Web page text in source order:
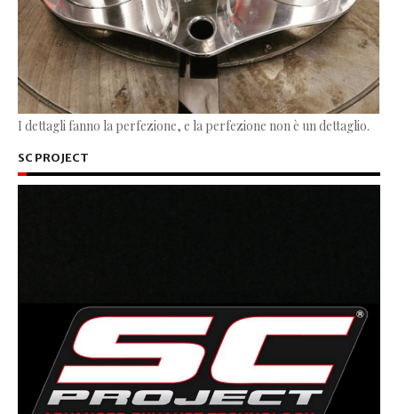
I dettagli fanno la perfezione, e la perfezione non è un dettaglio.
SC PROJECT